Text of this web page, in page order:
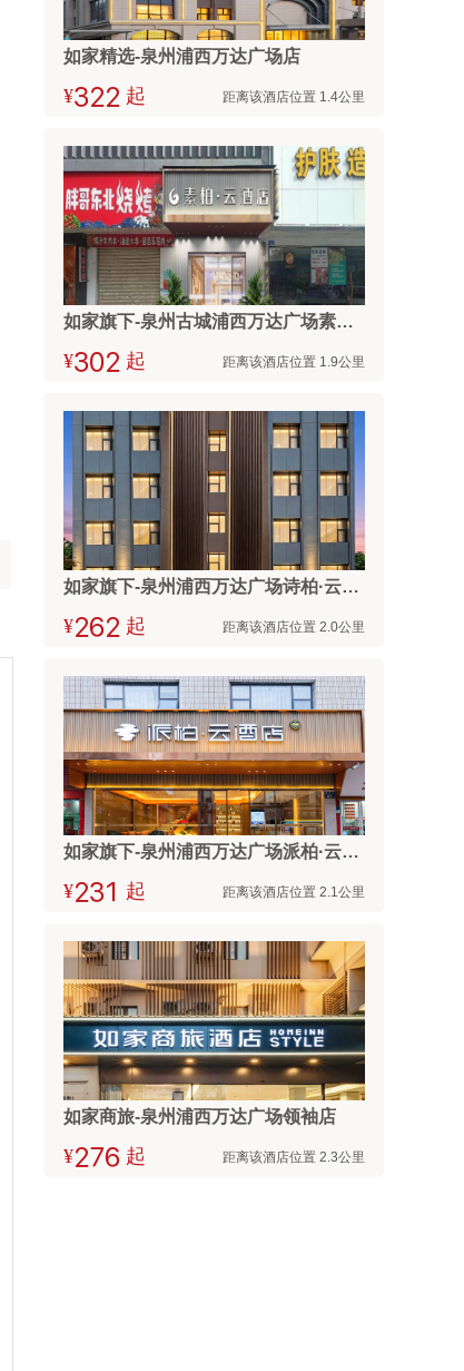
如家精选-泉州浦西万达广场店
¥ 起 距离该酒店位置 1.4公里
如家旗下-泉州古城浦西万达广场素柏·云酒店
¥ 起 距离该酒店位置 1.9公里
如家旗下-泉州浦西万达广场诗柏·云酒店
¥ 起 距离该酒店位置 2.0公里
如家旗下-泉州浦西万达广场派柏·云酒店
¥ 起 距离该酒店位置 2.1公里
如家商旅-泉州浦西万达广场领袖店
¥  起 距离该酒店位置 2.3公里